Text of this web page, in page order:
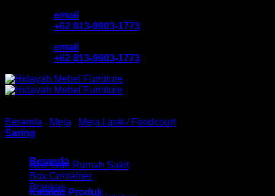
email
+62 813-9903-1773
email
+62 813-9903-1773
Beranda
Katalog Produk
Beranda Meja Meja Lipat / Foodcourt
Saring
Bed Side Rumah Sakit
Box Container
Brankas